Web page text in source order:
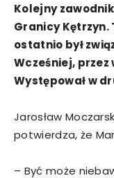
Kolejny
Granicy Kętrzyn.
ostatnio był
Wcześniej, przez
Występował w
Jarosław
potwierdza, że
– Być może